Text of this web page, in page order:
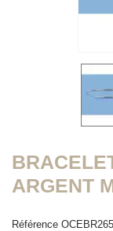
ARGENT
Référence